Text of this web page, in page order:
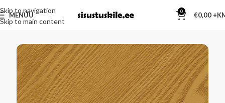
Skip to navigation
Skip to main content
MENÜÜ 0 €0,00